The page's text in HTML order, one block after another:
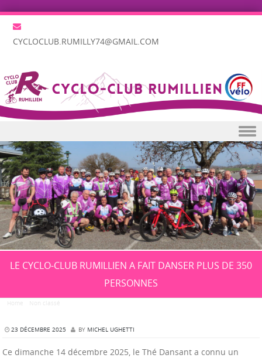
CYCLOCLUB.RUMILLY74@GMAIL.COM
Skip to content
LE CYCLO-CLUB RUMILLIEN A FAIT DANSER PLUS DE 350
PERSONNES
Home Non classé
23 DÉCEMBRE 2025 BY MICHEL UGHETTI
Ce dimanche 14 décembre 2025, le Thé Dansant a connu un